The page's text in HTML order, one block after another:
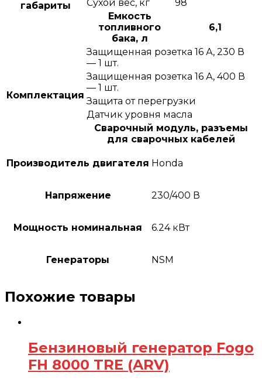
габариты
Сухой вес, кг
98
Емкость
топливного
бака, л
6,1
Комплектация
Защищенная розетка 16 А, 230 В
— 1 шт.
Защищенная розетка 16 А, 400 В
— 1 шт.
Защита от перегрузки
Датчик уровня масла
Сварочный модуль, разъемы
для сварочных кабелей
Производитель двигателя Honda
Напряжение 230/400 В
Мощность номинальная 6.24 кВт
Генераторы NSM
Похожие товары
Бензиновый генератор Fogo
FH 8000 TRE (ARV)